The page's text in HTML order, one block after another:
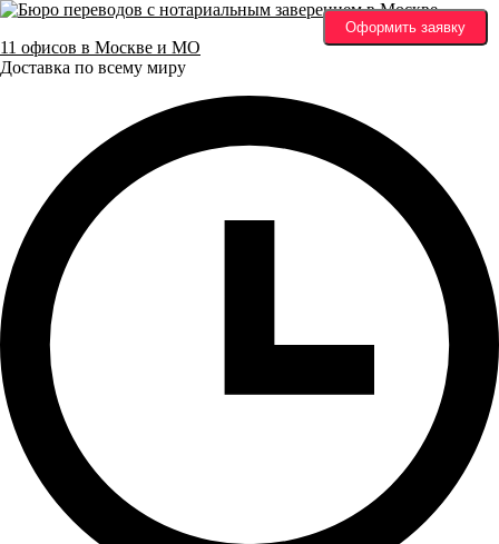
11 офисов в Москве и МО
Доставка по всему миру
Оформить заявку